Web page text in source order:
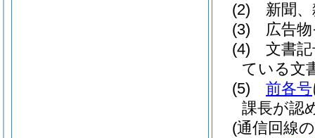
(2)
新聞
(3)
広告
(4)
文書
ている文
(5)
前各号
課長が認
(通信回線